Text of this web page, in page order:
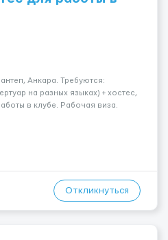
Анкара. Требуются:
на разных языках) + хостеc,
в клубе. Рабочая виза.
страховка. Высокая зарплат...
Откликнуться